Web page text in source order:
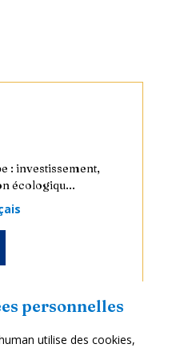
personnelles
utilise des cookies,
: investissement,
écologiqu...